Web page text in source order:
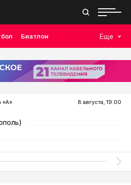
Биатлон
Плавание Дзюдо
Бокс
Еще
«А» 8 августа, 19:00